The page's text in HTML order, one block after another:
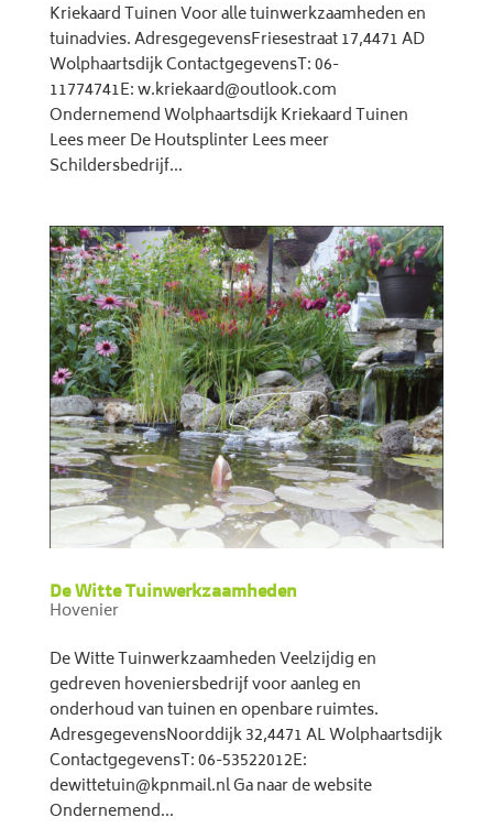
Kriekaard Tuinen Voor alle tuinwerkzaamheden en
tuinadvies. AdresgegevensFriesestraat 17,4471 AD
Wolphaartsdijk ContactgegevensT: 06-
11774741E: w.kriekaard@outlook.com
Ondernemend Wolphaartsdijk Kriekaard Tuinen
Lees meer De Houtsplinter Lees meer
Schildersbedrijf...
De Witte Tuinwerkzaamheden
Hovenier
De Witte Tuinwerkzaamheden Veelzijdig en
gedreven hoveniersbedrijf voor aanleg en
onderhoud van tuinen en openbare ruimtes.
AdresgegevensNoorddijk 32,4471 AL Wolphaartsdijk
ContactgegevensT: 06-53522012E:
dewittetuin@kpnmail.nl Ga naar de website
Ondernemend...